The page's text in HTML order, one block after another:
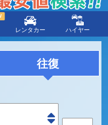
レンタカー ハイヤー
往復